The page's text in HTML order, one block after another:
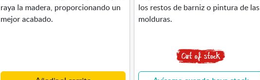
raya la madera, proporcionando un
mejor acabado.
los restos de barniz o pintura de las
molduras.